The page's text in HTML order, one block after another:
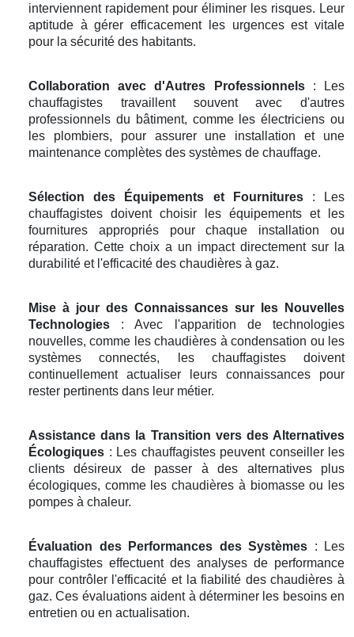
interviennent rapidement pour éliminer les risques. Leur
aptitude à gérer efficacement les urgences est vitale
pour la sécurité des habitants.
Collaboration avec d'Autres Professionnels: Les
chauffagistes travaillent souvent avec d'autres
professionnels du bâtiment, comme les électriciens ou
les plombiers, pour assurer une installation et une
maintenance complètes des systèmes de chauffage.
Sélection des Équipements et Fournitures: Les
chauffagistes doivent choisir les équipements et les
fournitures appropriés pour chaque installation ou
réparation. Cette choix a un impact directement sur la
durabilité et l'efficacité des chaudières à gaz.
Mise à jour des Connaissances sur les Nouvelles
Technologies : Avec l'apparition de technologies
nouvelles, comme les chaudières à condensation ou les
systèmes connectés, les chauffagistes doivent
continuellement actualiser leurs connaissances pour
rester pertinents dans leur métier.
Assistance dans la Transition vers des Alternatives
Écologiques : Les chauffagistes peuvent conseiller les
clients désireux de passer à des alternatives plus
écologiques, comme les chaudières à biomasse ou les
pompes à chaleur.
Évaluation des Performances des Systèmes : Les
chauffagistes effectuent des analyses de performance
pour contrôler l'efficacité et la fiabilité des chaudières à
gaz. Ces évaluations aident à déterminer les besoins en
entretien ou en actualisation.